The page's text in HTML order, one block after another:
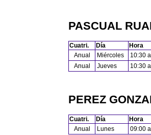
PASCUAL
Cuatri. Día
Hora
Anual
Miércoles
10:30
Anual
Jueves 10:30
PEREZ
Cuatri. Día
Hora
Anual
Lunes 09:00